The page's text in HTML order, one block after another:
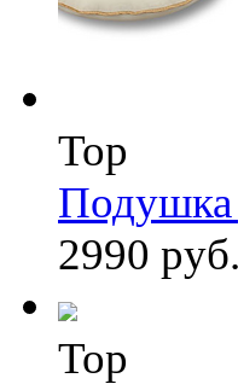
Top
Подушка
2990 руб.
Top